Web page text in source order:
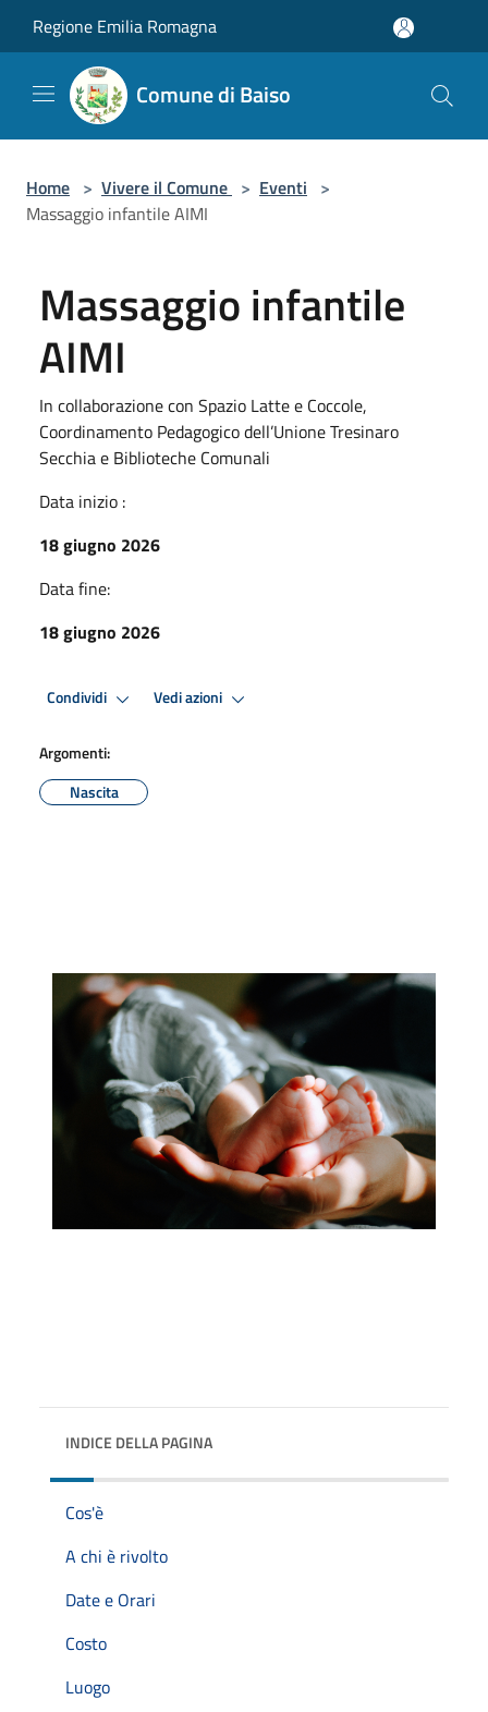
Regione Emilia Romagna
Comune di Baiso
Home > Vivere il Comune > Eventi >
Massaggio infantile AIMI
Massaggio infantile
AIMI
In collaborazione con Spazio Latte e Coccole,
Coordinamento Pedagogico dell’Unione Tresinaro
Secchia e Biblioteche Comunali
Data inizio :
18 giugno 2026
Data fine:
18 giugno 2026
Condividi Vedi azioni
Argomenti:
Nascita
INDICE DELLA PAGINA
Cos'è
A chi è rivolto
Date e Orari
Costo
Luogo